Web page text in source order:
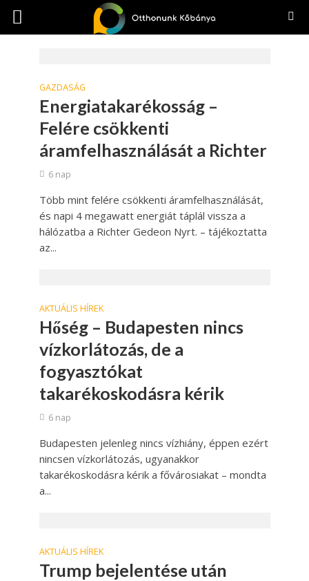
GAZDASÁG
Energiatakarékosság –
Felére csökkenti
áramfelhasználását a Richter
6 nap
Több mint felére csökkenti áramfelhasználását,
és napi 4 megawatt energiát táplál vissza a
hálózatba a Richter Gedeon Nyrt. – tájékoztatta
az...
AKTUÁLIS HÍREK
Hőség – Budapesten nincs
vízkorlátozás, de a
fogyasztókat
takarékoskodásra kérik
6 nap
Budapesten jelenleg nincs vízhiány, éppen ezért
nincsen vízkorlátozás, ugyanakkor
takarékoskodásra kérik a fővárosiakat – mondta
a...
AKTUÁLIS HÍREK
Trump bejelentése után